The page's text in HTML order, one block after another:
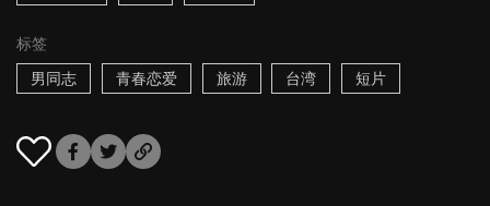
标签
男同志
青春恋爱 旅游 台湾 短片